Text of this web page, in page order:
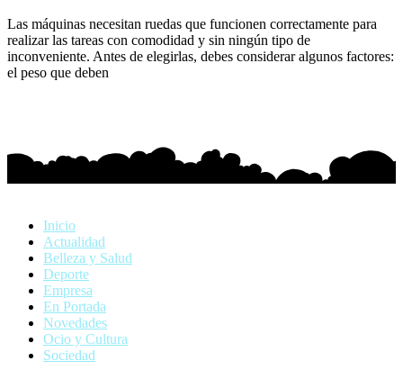
Las máquinas necesitan ruedas que funcionen correctamente para
realizar las tareas con comodidad y sin ningún tipo de
inconveniente. Antes de elegirlas, debes considerar algunos factores:
el peso que deben
Inicio
Actualidad
Belleza y Salud
Deporte
Empresa
En Portada
Novedades
Ocio y Cultura
Sociedad